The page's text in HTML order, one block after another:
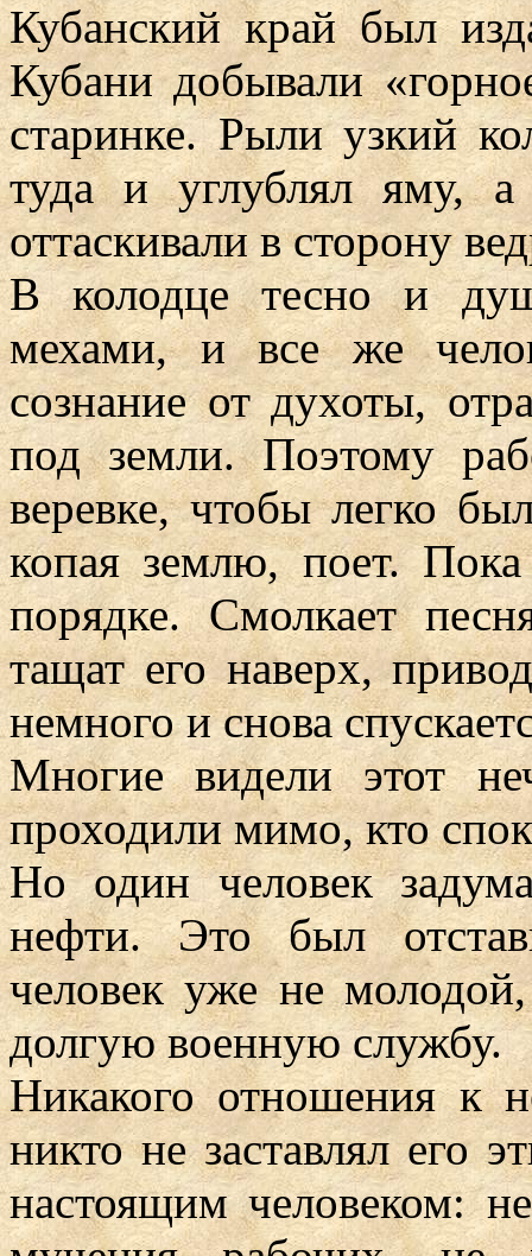
Кубанский край был
Кубани добывали
старинке. Рыли узкий
туда и углублял яму,
оттаскивали в сторону
В колодце тесно и
мехами, и все же
сознание от духоты,
под земли. Поэтому
веревке, чтобы легко
копая землю, поет.
порядке. Смолкает
тащат его наверх,
немного и снова
Многие видели этот
проходили мимо, кто
Но один человек
нефти. Это был
человек уже не
долгую военную службу.
Никакого отношения к
никто не заставлял его
настоящим человеком: